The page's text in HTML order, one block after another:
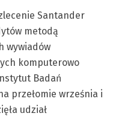
Santander
metodą
wywiadów
komputerowo
Badań
przełomie września i
udział